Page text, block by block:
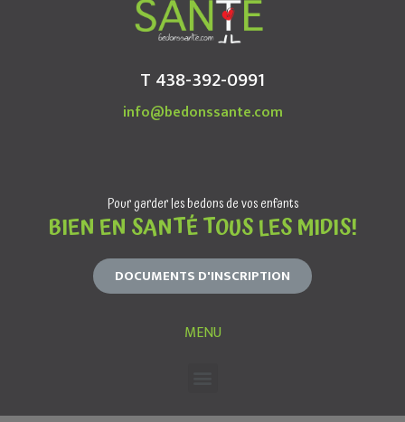
T 438-392-0991
info@bedonssante.com
Pour garder les bedons de vos enfants
BIEN EN SANTÉ TOUS LES MIDIS!
DOCUMENTS D'INSCRIPTION
MENU